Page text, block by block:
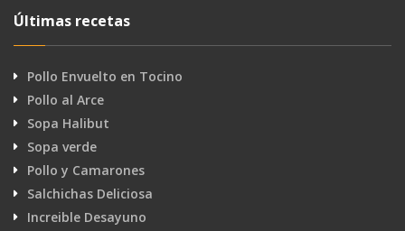
Últimas recetas
Pollo Envuelto en Tocino
Pollo al Arce
Sopa Halibut
Sopa verde
Pollo y Camarones
Salchichas Deliciosa
Increible Desayuno